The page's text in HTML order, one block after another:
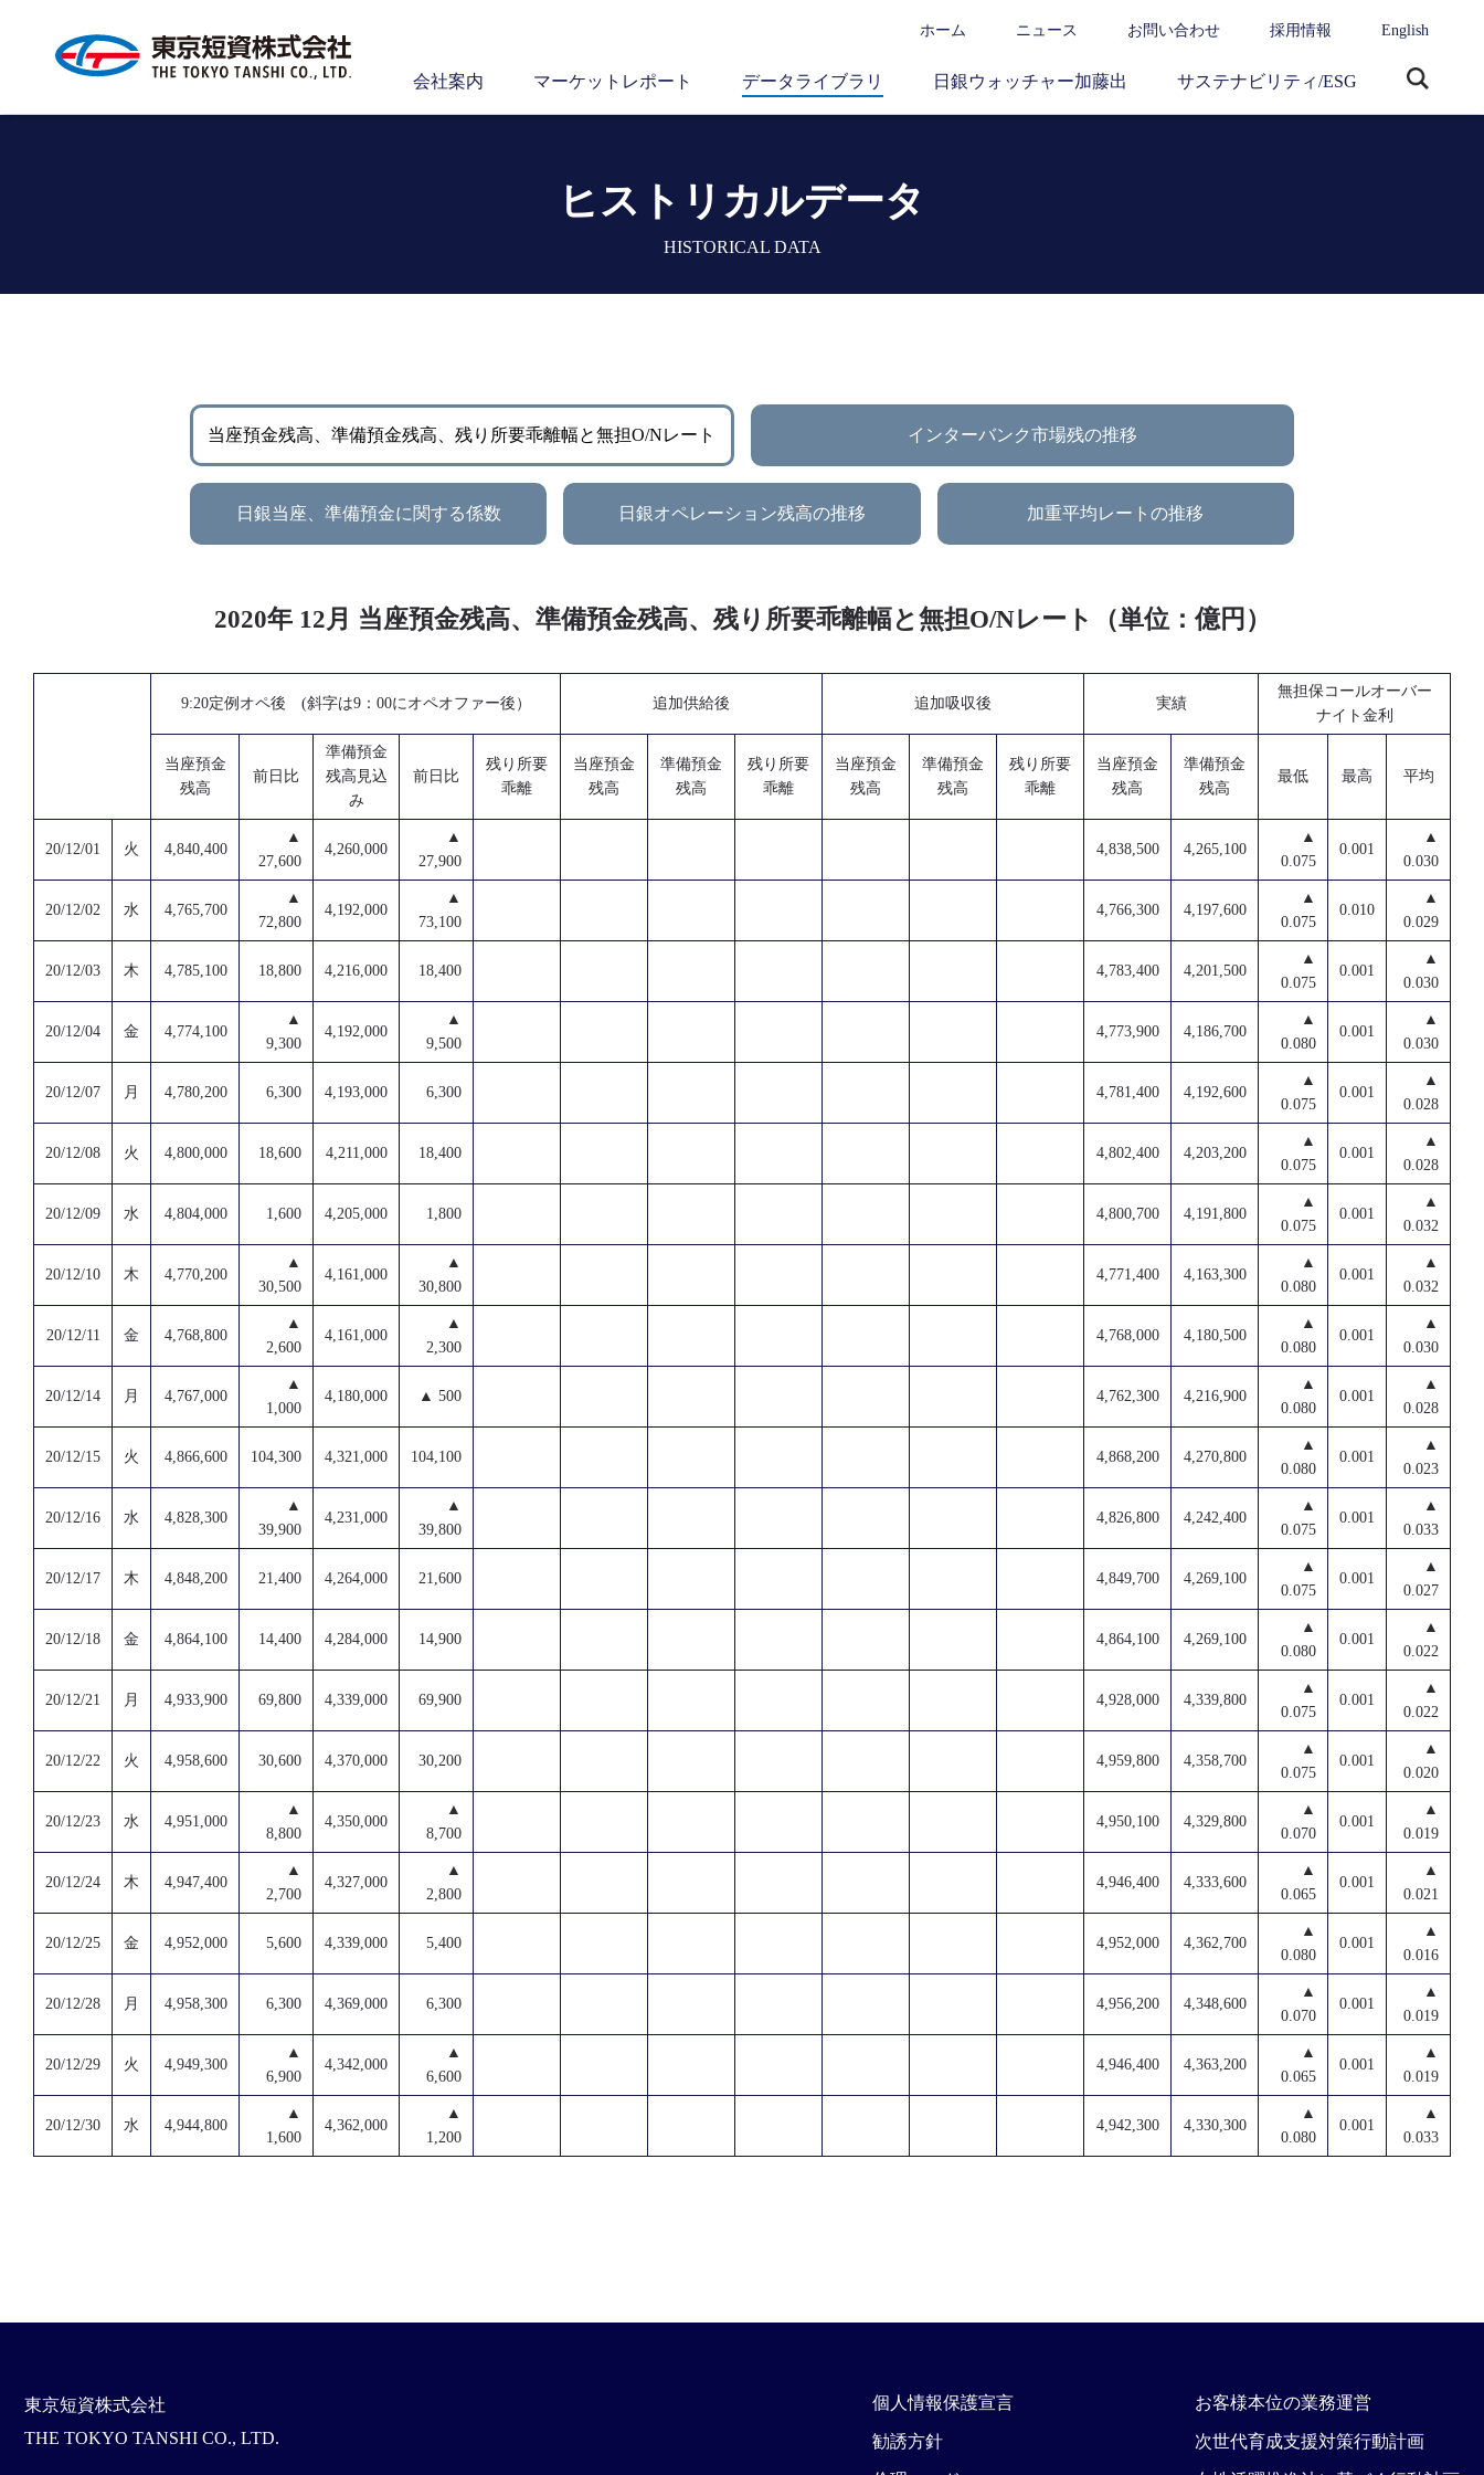
ホーム ニュース お問い合わせ 採用情報 English
会社案内 マーケットレポート データライブラリ 日銀ウォッチャー加藤出 サステナビリティ/ESG
ヒストリカルデータ
HISTORICAL DATA
当座預金残高、準備預金残高、残り所要乖離幅と無担O/Nレート インターバンク市場残の推移
日銀当座、準備預金に関する係数 日銀オペレーション残高の推移 加重平均レートの推移
2020年 12月 当座預金残高、準備預金残高、残り所要乖離幅と無担O/Nレート（単位：億円）
9:20定例オペ後 (斜字は9：00にオペオファー後） 追加供給後 追加吸収後 実績
無担保コールオーバー
ナイト金利
当座預金
残高
前日比
準備預金
残高見込
み
前日比
残り所要
乖離
当座預金
残高
準備預金
残高
残り所要
乖離
当座預金
残高
準備預金
残高
残り所要
乖離
当座預金
残高
準備預金
残高
最低 最高 平均
20/12/01 火 4,840,400
▲
27,600
4,260,000
▲
27,900
4,838,500 4,265,100
▲
0.075
0.001
▲
0.030
20/12/02 水 4,765,700
▲
72,800
4,192,000
▲
73,100
4,766,300 4,197,600
▲
0.075
0.010
▲
0.029
20/12/03 木 4,785,100 18,800 4,216,000 18,400 4,783,400 4,201,500
▲
0.075
0.001
▲
0.030
20/12/04 金 4,774,100
▲
9,300
4,192,000
▲
9,500
4,773,900 4,186,700
▲
0.080
0.001
▲
0.030
20/12/07 月 4,780,200 6,300 4,193,000 6,300 4,781,400 4,192,600
▲
0.075
0.001
▲
0.028
20/12/08 火 4,800,000 18,600 4,211,000 18,400 4,802,400 4,203,200
▲
0.075
0.001
▲
0.028
20/12/09 水 4,804,000 1,600 4,205,000 1,800 4,800,700 4,191,800
▲
0.075
0.001
▲
0.032
20/12/10 木 4,770,200
▲
30,500
4,161,000
▲
30,800
4,771,400 4,163,300
▲
0.080
0.001
▲
0.032
20/12/11 金 4,768,800
▲
2,600
4,161,000
▲
2,300
4,768,000 4,180,500
▲
0.080
0.001
▲
0.030
20/12/14 月 4,767,000
▲
1,000
4,180,000 ▲ 500 4,762,300 4,216,900
▲
0.080
0.001
▲
0.028
20/12/15 火 4,866,600 104,300 4,321,000 104,100 4,868,200 4,270,800
▲
0.080
0.001
▲
0.023
20/12/16 水 4,828,300
▲
39,900
4,231,000
▲
39,800
4,826,800 4,242,400
▲
0.075
0.001
▲
0.033
20/12/17 木 4,848,200 21,400 4,264,000 21,600 4,849,700 4,269,100
▲
0.075
0.001
▲
0.027
20/12/18 金 4,864,100 14,400 4,284,000 14,900 4,864,100 4,269,100
▲
0.080
0.001
▲
0.022
20/12/21 月 4,933,900 69,800 4,339,000 69,900 4,928,000 4,339,800
▲
0.075
0.001
▲
0.022
20/12/22 火 4,958,600 30,600 4,370,000 30,200 4,959,800 4,358,700
▲
0.075
0.001
▲
0.020
20/12/23 水 4,951,000
▲
8,800
4,350,000
▲
8,700
4,950,100 4,329,800
▲
0.070
0.001
▲
0.019
20/12/24 木 4,947,400
▲
2,700
4,327,000
▲
2,800
4,946,400 4,333,600
▲
0.065
0.001
▲
0.021
20/12/25 金 4,952,000 5,600 4,339,000 5,400 4,952,000 4,362,700
▲
0.080
0.001
▲
0.016
20/12/28 月 4,958,300 6,300 4,369,000 6,300 4,956,200 4,348,600
▲
0.070
0.001
▲
0.019
20/12/29 火 4,949,300
▲
6,900
4,342,000
▲
6,600
4,946,400 4,363,200
▲
0.065
0.001
▲
0.019
20/12/30 水 4,944,800
▲
1,600
4,362,000
▲
1,200
4,942,300 4,330,300
▲
0.080
0.001
▲
0.033
東京短資株式会社
THE TOKYO TANSHI CO., LTD.
個人情報保護宣言
勧誘方針
お客様本位の業務運営
次世代育成支援対策行動計画